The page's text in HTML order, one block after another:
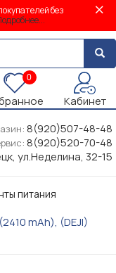
без
0
Кабинет
8(920)507-48-48
8(920)520-70-48
ул.Неделина, 32-15
питания
mAh), (DEJI)